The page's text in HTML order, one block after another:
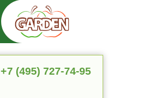
+7 (495) 727-74-95